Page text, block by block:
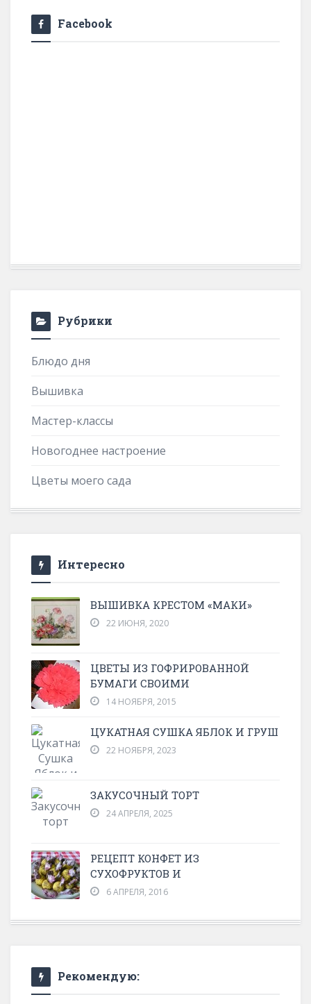
Facebook
Рубрики
Блюдо дня
Вышивка
Мастер-классы
Новогоднее настроение
Цветы моего сада
Интересно
ВЫШИВКА КРЕСТОМ «МАКИ»
22 ИЮНЯ, 2020
ЦВЕТЫ ИЗ ГОФРИРОВАННОЙ
БУМАГИ СВОИМИ
14 НОЯБРЯ, 2015
ЦУКАТНАЯ СУШКА ЯБЛОК И ГРУШ
22 НОЯБРЯ, 2023
ЗАКУСОЧНЫЙ ТОРТ
24 АПРЕЛЯ, 2025
РЕЦЕПТ КОНФЕТ ИЗ
СУХОФРУКТОВ И
6 АПРЕЛЯ, 2016
Рекомендую: